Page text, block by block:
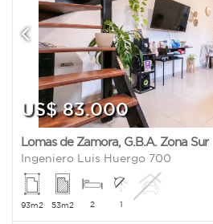
US$ 83.000
Lomas de Zamora, G.B.A. Zona Sur
Ingeniero Luis Huergo 700
93m2 53m2 2 1